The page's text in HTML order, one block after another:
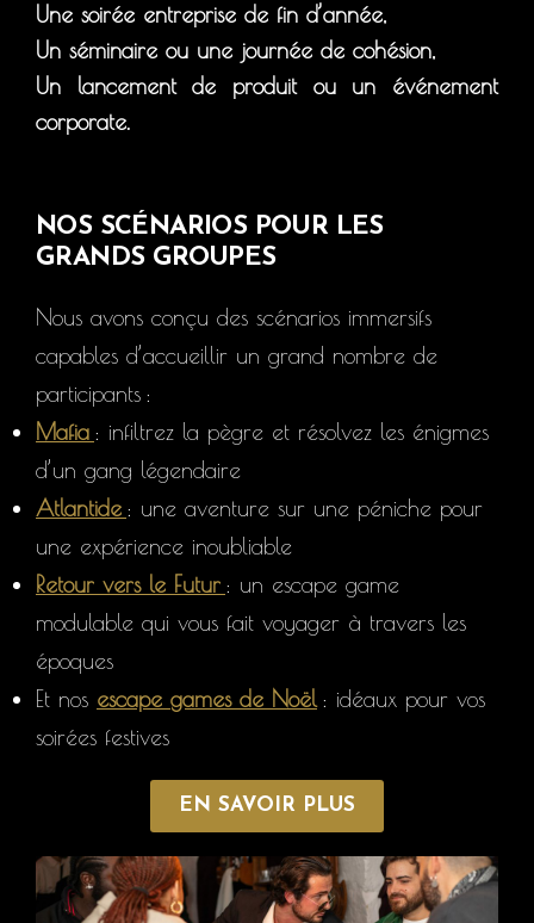
Une soirée entreprise de fin d’année,
Un séminaire ou une journée de cohésion,
Un lancement de produit ou un événement
corporate.
NOS SCÉNARIOS POUR LES
GRANDS GROUPES
Nous avons conçu des scénarios immersifs
capables d’accueillir un grand nombre de
participants :
Mafia : infiltrez la pègre et résolvez les énigmes
d’un gang légendaire
Atlantide : une aventure sur une péniche pour
une expérience inoubliable
Retour vers le Futur : un escape game
modulable qui vous fait voyager à travers les
époques
Et nos escape games de Noël : idéaux pour vos
soirées festives
EN SAVOIR PLUS